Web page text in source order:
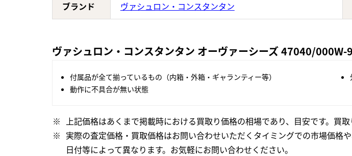
ブランド ヴァシュロン・コンスタンタン
ヴァシュロン・コンスタンタン オーヴァーシーズ 47040/
付属品が全て揃っているもの（内箱・外箱・ギャランティー等）
動作に不具合が無い状態
上記価格はあくまで掲載時における買取り価格の相場であり、目安です。買
実際の査定価格・買取価格はお問い合わせいただくタイミングでの市場価格
日付等によって異なります。お気軽にお問い合わせください。